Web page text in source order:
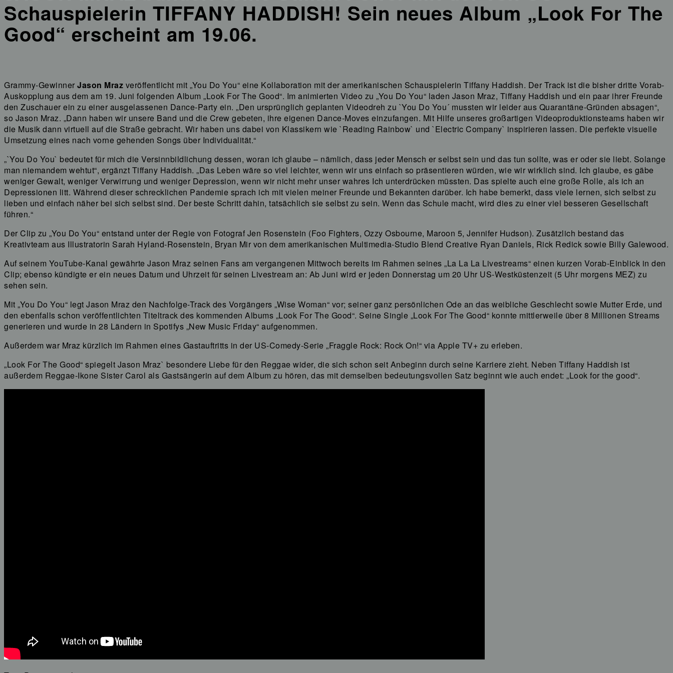
Schauspielerin TIFFANY HADDISH! Sein neues Album „Look For The
Good“ erscheint am 19.06.
Grammy-Gewinner Jason Mraz veröffentlicht mit „You Do You“ eine Kollaboration mit der amerikanischen Schauspielerin Tiffany Haddish. Der Track ist die bisher dritte Vorab-
Auskopplung aus dem am 19. Juni folgenden Album „Look For The Good“. Im animierten Video zu „You Do You“ laden Jason Mraz, Tiffany Haddish und ein paar ihrer Freunde
den Zuschauer ein zu einer ausgelassenen Dance-Party ein. „Den ursprünglich geplanten Videodreh zu `You Do You´ mussten wir leider aus Quarantäne-Gründen absagen“,
so Jason Mraz. „Dann haben wir unsere Band und die Crew gebeten, ihre eigenen Dance-Moves einzufangen. Mit Hilfe unseres großartigen Videoproduktionsteams haben wir
die Musik dann virtuell auf die Straße gebracht. Wir haben uns dabei von Klassikern wie `Reading Rainbow` und `Electric Company` inspirieren lassen. Die perfekte visuelle
Umsetzung eines nach vorne gehenden Songs über Individualität.“
„`You Do You` bedeutet für mich die Versinnbildlichung dessen, woran ich glaube – nämlich, dass jeder Mensch er selbst sein und das tun sollte, was er oder sie liebt. Solange
man niemandem wehtut“, ergänzt Tiffany Haddish. „Das Leben wäre so viel leichter, wenn wir uns einfach so präsentieren würden, wie wir wirklich sind. Ich glaube, es gäbe
weniger Gewalt, weniger Verwirrung und weniger Depression, wenn wir nicht mehr unser wahres Ich unterdrücken müssten. Das spielte auch eine große Rolle, als ich an
Depressionen litt. Während dieser schrecklichen Pandemie sprach ich mit vielen meiner Freunde und Bekannten darüber. Ich habe bemerkt, dass viele lernen, sich selbst zu
lieben und einfach näher bei sich selbst sind. Der beste Schritt dahin, tatsächlich sie selbst zu sein. Wenn das Schule macht, wird dies zu einer viel besseren Gesellschaft
führen.“
Der Clip zu „You Do You“ entstand unter der Regie von Fotograf Jen Rosenstein (Foo Fighters, Ozzy Osbourne, Maroon 5, Jennifer Hudson). Zusätzlich bestand das
Kreativteam aus Illustratorin Sarah Hyland-Rosenstein, Bryan Mir von dem amerikanischen Multimedia-Studio Blend Creative Ryan Daniels, Rick Redick sowie Billy Galewood.
Auf seinem YouTube-Kanal gewährte Jason Mraz seinen Fans am vergangenen Mittwoch bereits im Rahmen seines „La La La Livestreams“ einen kurzen Vorab-Einblick in den
Clip; ebenso kündigte er ein neues Datum und Uhrzeit für seinen Livestream an: Ab Juni wird er jeden Donnerstag um 20 Uhr US-Westküstenzeit (5 Uhr morgens MEZ) zu
sehen sein.
Mit „You Do You“ legt Jason Mraz den Nachfolge-Track des Vorgängers „Wise Woman“ vor; seiner ganz persönlichen Ode an das weibliche Geschlecht sowie Mutter Erde, und
den ebenfalls schon veröffentlichten Titeltrack des kommenden Albums „Look For The Good“. Seine Single „Look For The Good“ konnte mittlerweile über 8 Millionen Streams
generieren und wurde in 28 Ländern in Spotifys „New Music Friday“ aufgenommen.
Außerdem war Mraz kürzlich im Rahmen eines Gastauftritts in der US-Comedy-Serie „Fraggle Rock: Rock On!“ via Apple TV+ zu erleben.
„Look For The Good“ spiegelt Jason Mraz` besondere Liebe für den Reggae wider, die sich schon seit Anbeginn durch seine Karriere zieht. Neben Tiffany Haddish ist
außerdem Reggae-Ikone Sister Carol als Gastsängerin auf dem Album zu hören, das mit demselben bedeutungsvollen Satz beginnt wie auch endet: „Look for the good“.